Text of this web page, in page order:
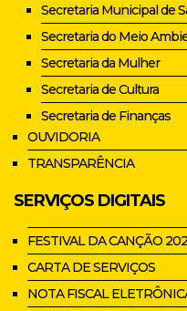
Secretaria Municipal de
Secretaria do Meio
Secretaria da Mulher
Secretaria de Cultura
Secretaria de Finanças
OUVIDORIA
TRANSPARÊNCIA
SERVIÇOS DIGITAIS
FESTIVAL DA CANÇÃO
CARTA DE SERVIÇOS
NOTA FISCAL